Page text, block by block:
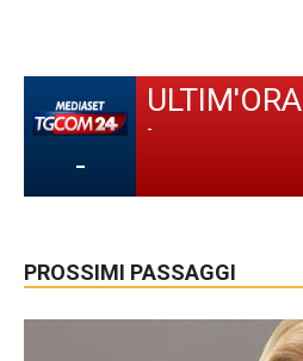
-
ULTIM'ORA
-
PROSSIMI PASSAGGI